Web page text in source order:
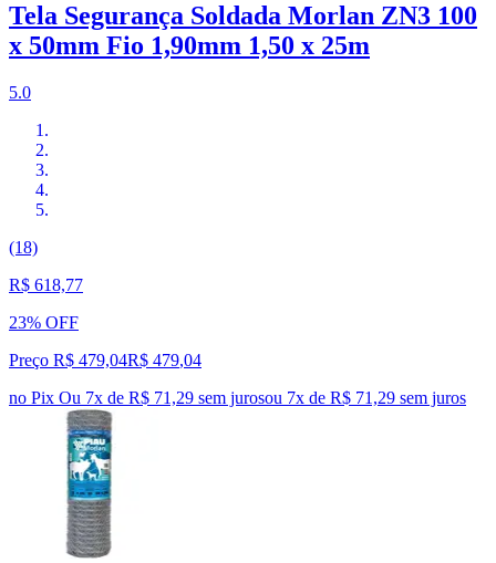
Tela Segurança Soldada Morlan ZN3 100
x 50mm Fio 1,90mm 1,50 x 25m
5.0
(18)
R$ 618,77
23% OFF
Preço R$ 479,04R$ 479,04
no Pix Ou 7x de R$ 71,29 sem jurosou 7x de R$ 71,29 sem juros